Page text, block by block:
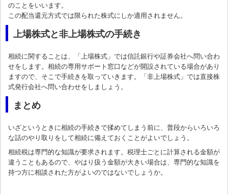
のことをいいます。
この配当還元方式では限られた株式にしか適用されません。
上場株式と非上場株式の手続き
相続に関することは、「上場株式」では信託銀行や証券会社へ問い合わ
せをします。相続の専用サポート窓口などが開設されている場合があり
ますので、そこで手続きを取っていきます。「非上場株式」では直接株
式発行会社へ問い合わせをしましょう。
まとめ
いざというときに相続の手続きで揉めてしまう前に、普段からいろいろ
な話のやり取りをして相続に備えておくことがよいでしょう。
相続税は専門的な知識が要求されます。税理士ごとに計算される金額が
違うこともあるので、やはり扱う金額が大きい場合は、専門的な知識を
持つ方に相談された方がよいのではないでしょうか。